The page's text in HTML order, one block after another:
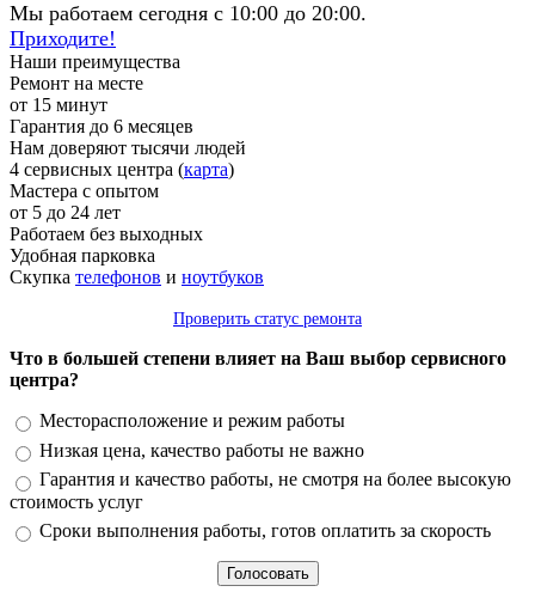
Мы работаем сегодня с 10:00 до 20:00.
Приходите!
Наши преимущества
Ремонт на месте
от 15 минут
Гарантия до 6 месяцев
Нам доверяют тысячи людей
4 сервисных центра (карта)
Мастера с опытом
от 5 до 24 лет
Работаем без выходных
Удобная парковка
Скупка телефонов и ноутбуков
Проверить статус ремонта
Что в большей степени влияет на Ваш выбор сервисного
центра?
Варианты
Месторасположение и режим работы
Низкая цена, качество работы не важно
Гарантия и качество работы, не смотря на более высокую
стоимость услуг
Сроки выполнения работы, готов оплатить за скорость